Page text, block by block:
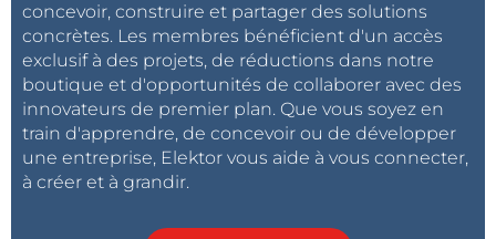
concevoir, construire et partager des solutions
concrètes. Les membres bénéficient d'un accès
exclusif à des projets, de réductions dans notre
boutique et d'opportunités de collaborer avec des
innovateurs de premier plan. Que vous soyez en
train d'apprendre, de concevoir ou de développer
une entreprise, Elektor vous aide à vous connecter,
à créer et à grandir.